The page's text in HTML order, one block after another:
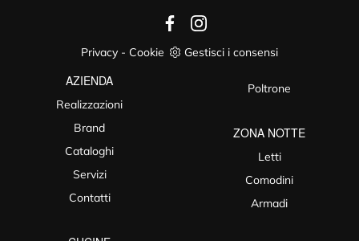
Privacy - Cookie Gestisci i consensi
AZIENDA
Realizzazioni
Brand
Cataloghi
Servizi
Contatti
Poltrone
ZONA NOTTE
Letti
Comodini
Armadi